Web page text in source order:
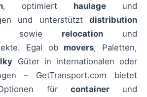
, optimiert haulage und
und unterstützt distribution
sowie relocation und
Egal ob movers, Paletten,
Güter in internationalen oder
– GetTransport.com bietet
für containerund